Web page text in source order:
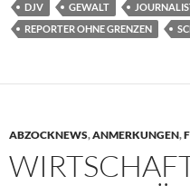
DJV
GEWALT
REPORTER OHNE GRENZEN
ABZOCKNEWS,ANMERKUNGEN,